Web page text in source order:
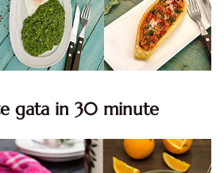
gata in 30 minute
Retete rapide de mancare. Idei
mancare rapid